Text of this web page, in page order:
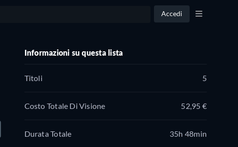
Accedi
Informazioni su questa lista
Titoli 5
Costo Totale Di Visione 52,95 €
Durata Totale 35h 48min